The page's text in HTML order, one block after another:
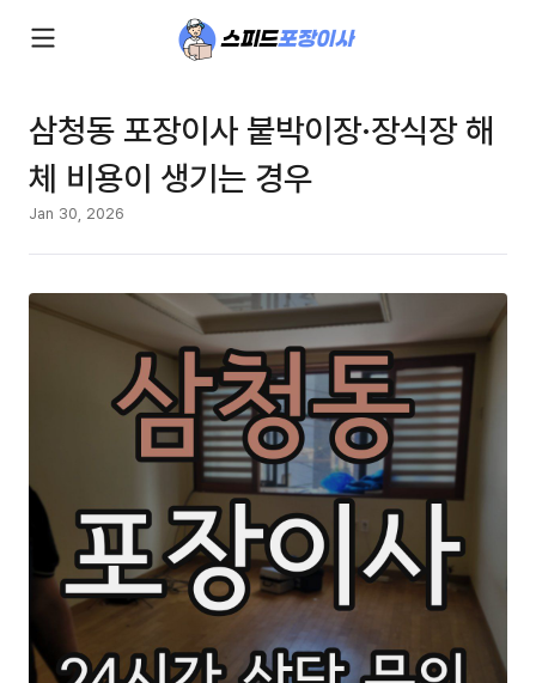
삼청동 포장이사 붙박이장·장식장 해
체 비용이 생기는 경우
Jan 30, 2026